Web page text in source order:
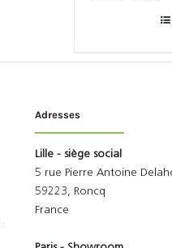
Adresses
Lille - siège social
5 rue Pierre Antoine
59223, Roncq
France